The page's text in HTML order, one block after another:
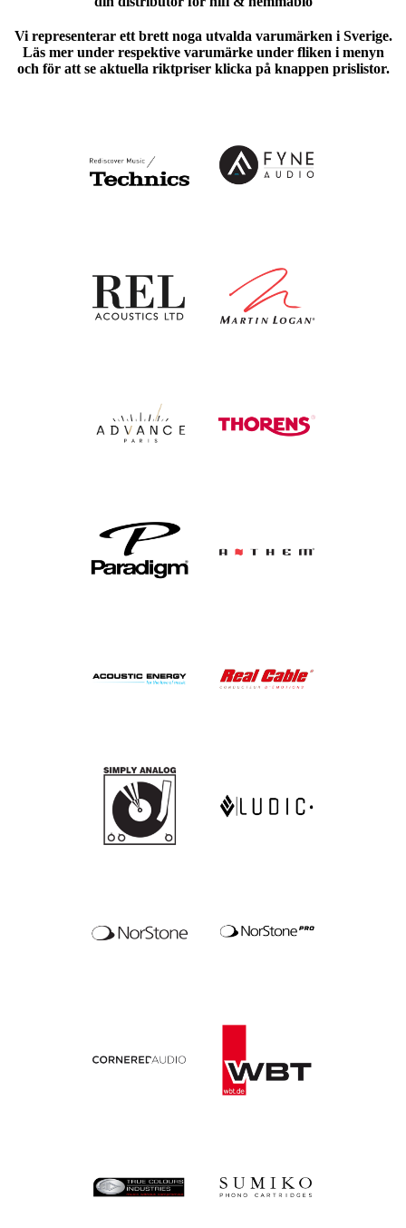
Vi representerar ett brett noga utvalda varumärken i Sverige.
Läs mer under respektive varumärke under fliken i menyn
och för att se aktuella riktpriser klicka på knappen prislistor.